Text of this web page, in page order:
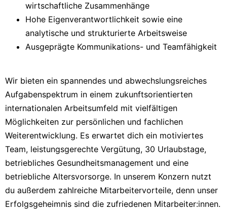
wirtschaftliche Zusammenhänge
Hohe Eigenverantwortlichkeit sowie eine
analytische und strukturierte Arbeitsweise
Ausgeprägte Kommunikations- und Teamfähigkeit
Wir bieten ein spannendes und abwechslungsreiches
Aufgabenspektrum in einem zukunftsorientierten
internationalen Arbeitsumfeld mit vielfältigen
Möglichkeiten zur persönlichen und fachlichen
Weiterentwicklung. Es erwartet dich ein motiviertes
Team, leistungsgerechte Vergütung, 30 Urlaubstage,
betriebliches Gesundheitsmanagement und eine
betriebliche Altersvorsorge. In unserem Konzern nutzt
du außerdem zahlreiche Mitarbeitervorteile, denn unser
Erfolgsgeheimnis sind die zufriedenen Mitarbeiter:innen.